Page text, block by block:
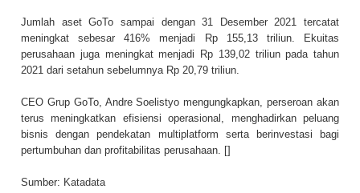
Jumlah aset GoTo sampai dengan 31 Desember 2021 tercatat
meningkat sebesar 416% menjadi Rp 155,13 triliun. Ekuitas
perusahaan juga meningkat menjadi Rp 139,02 triliun pada tahun
2021 dari setahun sebelumnya Rp 20,79 triliun.
CEO Grup GoTo, Andre Soelistyo mengungkapkan, perseroan akan
terus meningkatkan efisiensi operasional, menghadirkan peluang
bisnis dengan pendekatan multiplatform serta berinvestasi bagi
pertumbuhan dan profitabilitas perusahaan. []
Sumber: Katadata